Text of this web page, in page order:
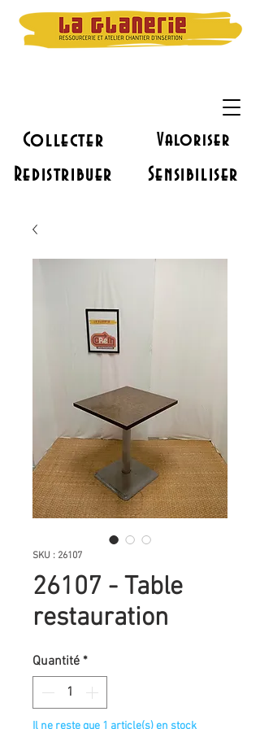
Collecter Valoriser
Redistribuer Sensibiliser
SKU : 26107
26107 - Table
restauration
Quantité *
Il ne reste que 1 article(s) en stock